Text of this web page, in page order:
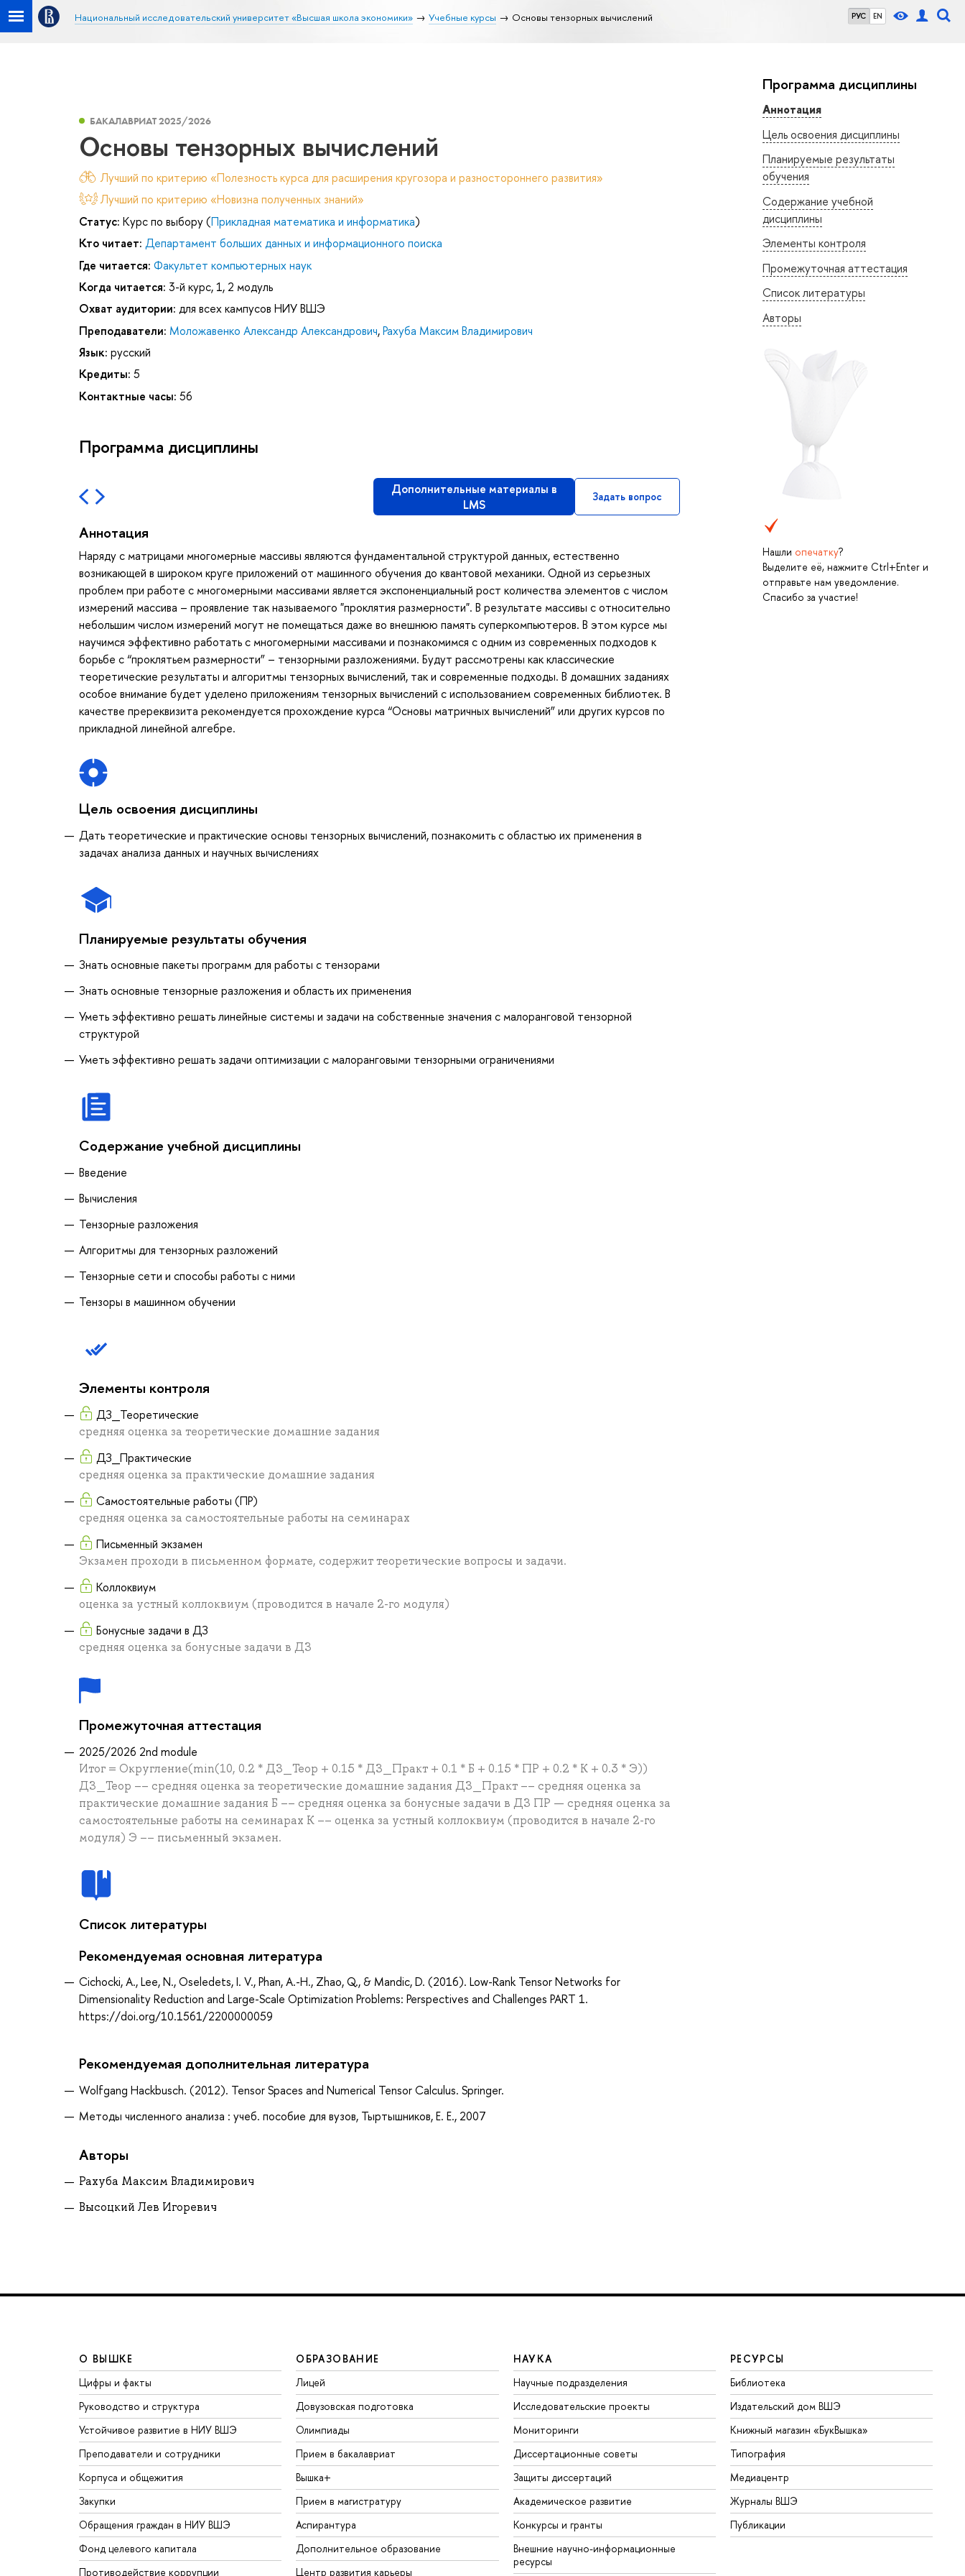
РУС EN
Национальный исследовательский университет «Высшая школа экономики» Учебные курсы Основы тензорных вычислений
Программа дисциплины
Аннотация
Цель освоения дисциплины
Планируемые результаты
обучения
Содержание учебной
дисциплины
Элементы контроля
Промежуточная аттестация
Список литературы
Авторы
Нашли опечатку?
Выделите её, нажмите Ctrl+Enter и
отправьте нам уведомление.
Спасибо за участие!
БАКАЛАВРИАТ 2025/2026
Основы тензорных вычислений
Лучший по критерию «Полезность курса для расширения кругозора и разностороннего развития»
Лучший по критерию «Новизна полученных знаний»
Статус: Курс по выбору (Прикладная математика и информатика)
Кто читает: Департамент больших данных и информационного поиска
Где читается: Факультет компьютерных наук
Когда читается: 3-й курс, 1, 2 модуль
Охват аудитории: для всех кампусов НИУ ВШЭ
Преподаватели: Моложавенко Александр Александрович,Рахуба Максим Владимирович
Язык: русский
Кредиты: 5
Контактные часы: 56
Программа дисциплины
Дополнительные материалы в
LMS
Задать вопрос
Аннотация
Наряду с матрицами многомерные массивы являются фундаментальной структурой данных, естественно
возникающей в широком круге приложений от машинного обучения до квантовой механики. Одной из серьезных
проблем при работе с многомерными массивами является экспоненциальный рост количества элементов с числом
измерений массива – проявление так называемого "проклятия размерности". В результате массивы с относительно
небольшим числом измерений могут не помещаться даже во внешнюю память суперкомпьютеров. В этом курсе мы
научимся эффективно работать с многомерными массивами и познакомимся с одним из современных подходов к
борьбе с “проклятьем размерности” – тензорными разложениями. Будут рассмотрены как классические
теоретические результаты и алгоритмы тензорных вычислений, так и современные подходы. В домашних заданиях
особое внимание будет уделено приложениям тензорных вычислений с использованием современных библиотек. В
качестве пререквизита рекомендуется прохождение курса “Основы матричных вычислений” или других курсов по
прикладной линейной алгебре.
Цель освоения дисциплины
Дать теоретические и практические основы тензорных вычислений, познакомить с областью их применения в
задачах анализа данных и научных вычислениях
Планируемые результаты обучения
Знать основные пакеты программ для работы с тензорами
Знать основные тензорные разложения и область их применения
Уметь эффективно решать линейные системы и задачи на собственные значения с малоранговой тензорной
структурой
Уметь эффективно решать задачи оптимизации с малоранговыми тензорными ограничениями
Содержание учебной дисциплины
Введение
Вычисления
Тензорные разложения
Алгоритмы для тензорных разложений
Тензорные сети и способы работы с ними
Тензоры в машинном обучении
Элементы контроля
ДЗ_Теоретические
средняя оценка за теоретические домашние задания
ДЗ_Практические
средняя оценка за практические домашние задания
Самостоятельные работы (ПР)
средняя оценка за самостоятельные работы на семинарах
Письменный экзамен
Экзамен проходи в письменном формате, содержит теоретические вопросы и задачи.
Коллоквиум
оценка за устный коллоквиум (проводится в начале 2-го модуля)
Бонусные задачи в ДЗ
средняя оценка за бонусные задачи в ДЗ
Промежуточная аттестация
2025/2026 2nd module
Итог = Округление(min(10, 0.2 * ДЗ_Теор + 0.15 * ДЗ_Практ + 0.1 * Б + 0.15 * ПР + 0.2 * К + 0.3 * Э))
ДЗ_Теор –– средняя оценка за теоретические домашние задания ДЗ_Практ –– средняя оценка за
практические домашние задания Б –– средняя оценка за бонусные задачи в ДЗ ПР — средняя оценка за
самостоятельные работы на семинарах К –– оценка за устный коллоквиум (проводится в начале 2-го
модуля) Э –– письменный экзамен.
Список литературы
Рекомендуемая основная литература
Cichocki, A., Lee, N., Oseledets, I. V., Phan, A.-H., Zhao, Q., & Mandic, D. (2016). Low-Rank Tensor Networks for
Dimensionality Reduction and Large-Scale Optimization Problems: Perspectives and Challenges PART 1.
https://doi.org/10.1561/2200000059
Рекомендуемая дополнительная литература
Wolfgang Hackbusch. (2012). Tensor Spaces and Numerical Tensor Calculus. Springer.
Методы численного анализа : учеб. пособие для вузов, Тыртышников, Е. Е., 2007
Авторы
Рахуба Максим Владимирович
Высоцкий Лев Игоревич
О ВЫШКЕ
Цифры и факты
Руководство и структура
Устойчивое развитие в НИУ ВШЭ
Преподаватели и сотрудники
Корпуса и общежития
Закупки
Обращения граждан в НИУ ВШЭ
Фонд целевого капитала
Противодействие коррупции
ОБРАЗОВАНИЕ
Лицей
Довузовская подготовка
Олимпиады
Прием в бакалавриат
Вышка+
Прием в магистратуру
Аспирантура
Дополнительное образование
Центр развития карьеры
НАУКА
Научные подразделения
Исследовательские проекты
Мониторинги
Диссертационные советы
Защиты диссертаций
Академическое развитие
Конкурсы и гранты
Внешние научно-информационные
ресурсы
РЕСУРСЫ
Библиотека
Издательский дом ВШЭ
Книжный магазин «БукВышка»
Типография
Медиацентр
Журналы ВШЭ
Публикации